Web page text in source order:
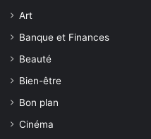
Art
Banque et Finances
Beauté
Bien-être
Bon plan
Cinéma